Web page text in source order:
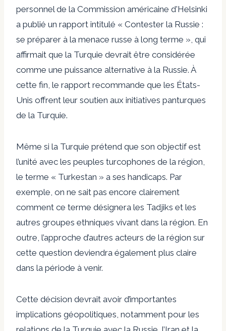
personnel de la Commission américaine d'Helsinki
a publié un rapport intitulé « Contester la Russie :
se préparer à la menace russe à long terme », qui
affirmait que la Turquie devrait être considérée
comme une puissance alternative à la Russie. À
cette fin, le rapport recommande que les États-
Unis offrent leur soutien aux initiatives panturques
de la Turquie.
Même si la Turquie prétend que son objectif est
l’unité avec les peuples turcophones de la région,
le terme « Turkestan » a ses handicaps. Par
exemple, on ne sait pas encore clairement
comment ce terme désignera les Tadjiks et les
autres groupes ethniques vivant dans la région. En
outre, l’approche d’autres acteurs de la région sur
cette question deviendra également plus claire
dans la période à venir.
Cette décision devrait avoir d’importantes
implications géopolitiques, notamment pour les